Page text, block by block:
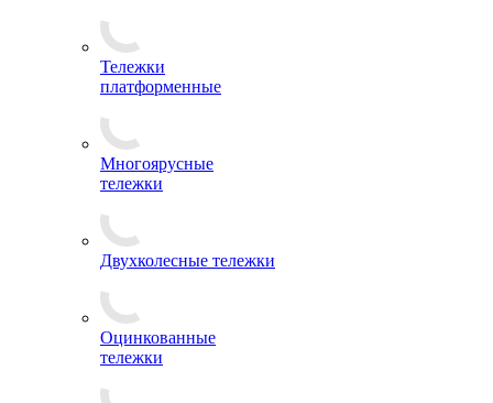
Тележки
платформенные
Многоярусные
тележки
Двухколесные тележки
Оцинкованные
тележки